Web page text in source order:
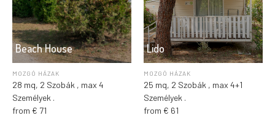
Beach House
MOZGÓ HÁZAK
28 mq, 2 Szobák , max 4
Személyek .
from € 71
Lido
MOZGÓ HÁZAK
25 mq, 2 Szobák , max 4+1
Személyek .
from € 61